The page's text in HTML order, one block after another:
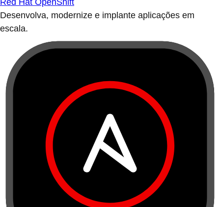
Red Hat OpenShift
Desenvolva, modernize e implante aplicações em
escala.